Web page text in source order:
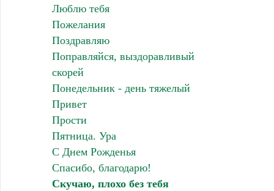
Люблю тебя
Пожелания
Поздравляю
Поправляйся, выздоравливый
скорей
Понедельник - день тяжелый
Привет
Прости
Пятница. Ура
С Днем Рожденья
Спасибо, благодарю!
Скучаю, плохо без тебя